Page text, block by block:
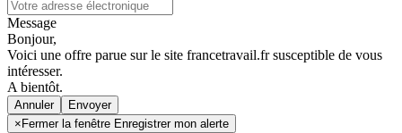
Message
Bonjour,
Voici une offre parue sur le site francetravail.fr susceptible de vous
intéresser.
A bientôt.
Annuler
× Fermer la fenêtre Enregistrer mon alerte